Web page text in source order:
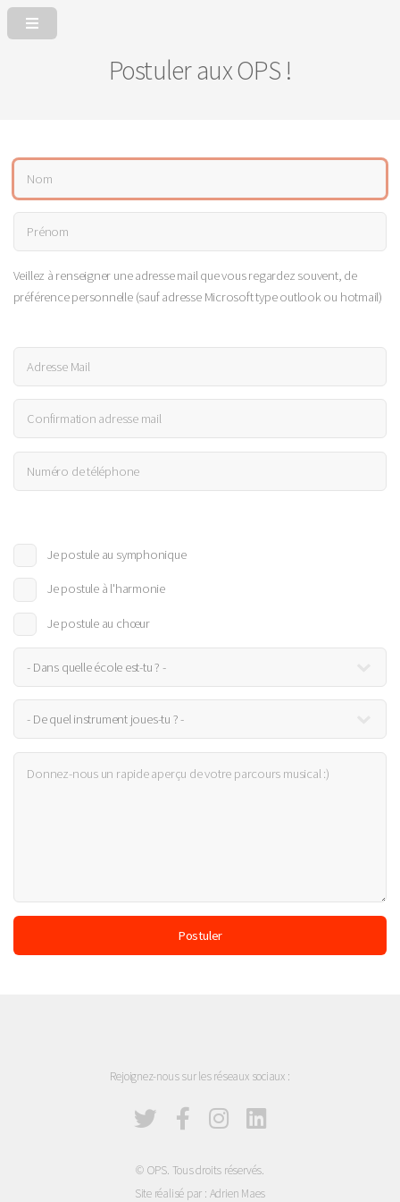
Postuler aux OPS !
Veillez à renseigner une adresse mail que vous regardez souvent, de
préférence personnelle (sauf adresse Microsoft type outlook ou hotmail)
Je postule au symphonique
Je postule à l'harmonie
Je postule au chœur
Rejoignez-nous sur les réseaux sociaux :
© OPS. Tous droits réservés.
Site réalisé par : Adrien Maes